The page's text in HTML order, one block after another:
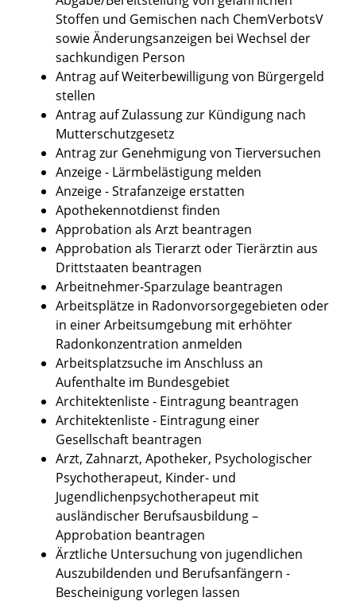
Stoffen und Gemischen nach ChemVerbotsV
sowie Änderungsanzeigen bei Wechsel der
sachkundigen Person
Antrag auf Weiterbewilligung von Bürgergeld
stellen
Antrag auf Zulassung zur Kündigung nach
Mutterschutzgesetz
Antrag zur Genehmigung von Tierversuchen
Anzeige - Lärmbelästigung melden
Anzeige - Strafanzeige erstatten
Apothekennotdienst finden
Approbation als Arzt beantragen
Approbation als Tierarzt oder Tierärztin aus
Drittstaaten beantragen
Arbeitnehmer-Sparzulage beantragen
Arbeitsplätze in Radonvorsorgegebieten oder
in einer Arbeitsumgebung mit erhöhter
Radonkonzentration anmelden
Arbeitsplatzsuche im Anschluss an
Aufenthalte im Bundesgebiet
Architektenliste - Eintragung beantragen
Architektenliste - Eintragung einer
Gesellschaft beantragen
Arzt, Zahnarzt, Apotheker, Psychologischer
Psychotherapeut, Kinder- und
Jugendlichenpsychotherapeut mit
ausländischer Berufsausbildung –
Approbation beantragen
Ärztliche Untersuchung von jugendlichen
Auszubildenden und Berufsanfängern -
Bescheinigung vorlegen lassen